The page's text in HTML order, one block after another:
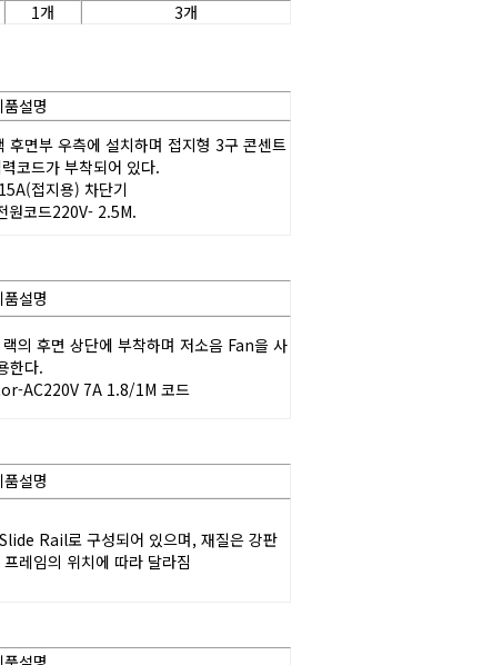
1개 3개
품설명
코드가 부착되어 있다.
접지용) 차단기
원코드220V- 2.5M.
품설명
한다.
AC220V 7A 1.8/1M 코드
품설명
레임의 위치에 따라 달라짐